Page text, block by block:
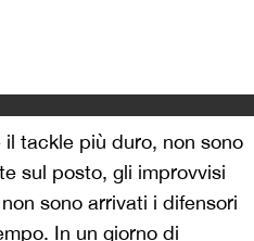
tackle più duro, non sono
sul posto, gli improvvisi
sono arrivati i difensori
In un giorno di